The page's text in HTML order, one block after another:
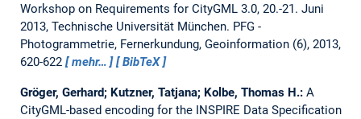
Workshop on Requirements for CityGML 3.0, 20.-21. Juni
2013, Technische Universität München. PFG -
Photogrammetrie, Fernerkundung, Geoinformation (6), 2013,
620-622
mehr… BibTeX
Gröger, Gerhard; Kutzner, Tatjana; Kolbe, Thomas H.: A
CityGML-based encoding for the INSPIRE Data Specification